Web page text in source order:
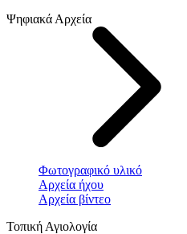
Ψηφιακά Αρχεία
Φωτογραφικό υλικό
Αρχεία ήχου
Αρχεία βίντεο
Τοπική Αγιολογία